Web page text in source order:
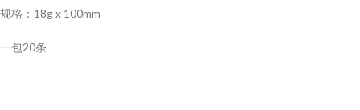
规格：18g x 100mm
一包20条